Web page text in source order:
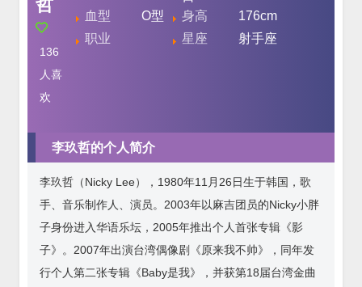
哲
136
人喜
欢
血型
O型 身高
176cm
职业
星座 射手座
李玖哲的个人简介
李玖哲（Nicky Lee），1980年11月26日生于韩国，歌
手、音乐制作人、演员。2003年以麻吉团员的Nicky小胖
子身份进入华语乐坛，2005年推出个人首张专辑《影
子》。2007年出演台湾偶像剧《原来我不帅》，同年发
行个人第二张专辑《Baby是我》，并获第18届台湾金曲